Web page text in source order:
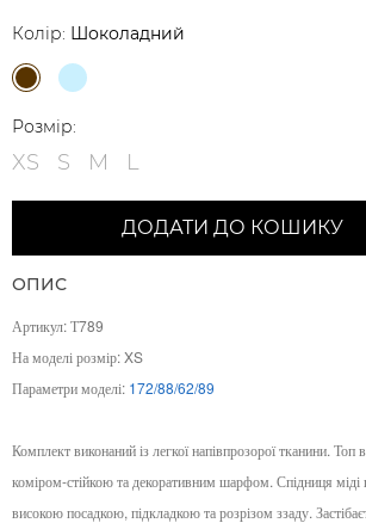
Колір: Шоколадний
Розмір:
XS S M L
ДОДАТИ ДО КОШИКУ
ОПИС
Артикул: Т789
На моделі розмір: XS
Параметри моделі: 172/88/62/89
Комплект виконаний із легкої напівпрозорої тканини. Топ
коміром-стійкою та декоративним шарфом. Спідниця міді
високою посадкою, підкладкою та розрізом ззаду.